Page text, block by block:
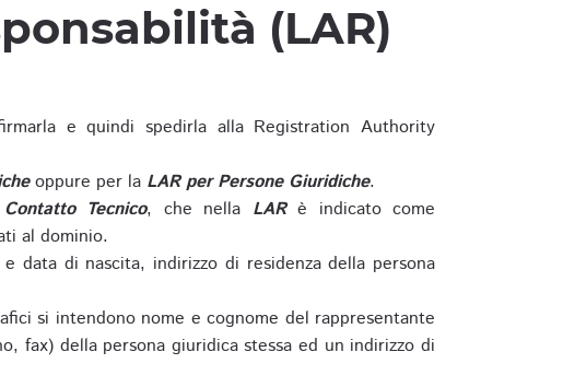
(LAR)
e quindi spedirla alla Registration Authority
oppure per la LAR per Persone Giuridiche.
Contatto Tecnico, che nella LARè indicato come
al dominio.
data di nascita, indirizzo di residenza della persona
si intendono nome e cognome del rappresentante
fax) della persona giuridica stessa ed un indirizzo di